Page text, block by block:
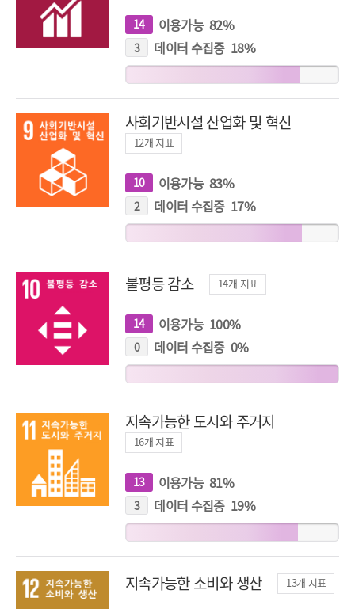
14개
지
표
이용가능 82%
3개
지
표
데이터 수집중 18%
사회기반시설 산업화 및 혁신
12개 지표
10개
지
표
이용가능 83%
2개
지
표
데이터 수집중 17%
불평등 감소 14개 지표
14개
지
표
이용가능 100%
0개
지
표
데이터 수집중 0%
지속가능한 도시와 주거지
16개 지표
13개
지
표
이용가능 81%
3개
지
표
데이터 수집중 19%
지속가능한 소비와 생산 13개 지표